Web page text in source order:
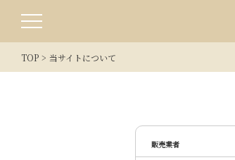
TOP 当サイトについて
販売業者